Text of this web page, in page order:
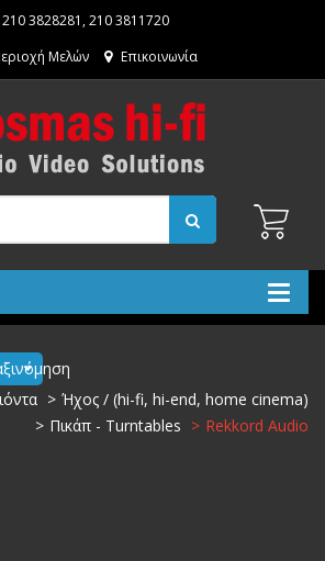
210 3828281 ,210 3811720
Μελών
Επικοινωνία
Ήχος / (hi-fi, hi-end, home cinema)
Πικάπ - Turntables
Rekkord Audio